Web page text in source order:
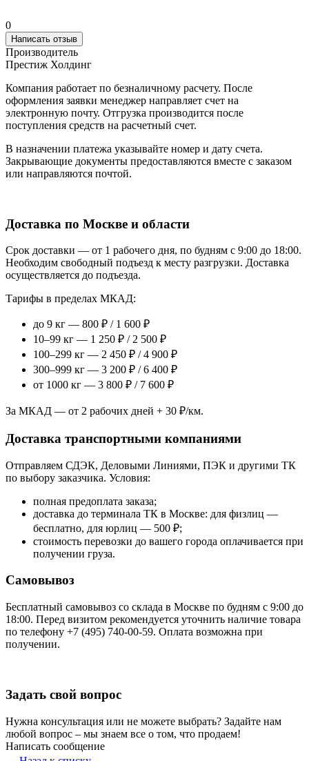
0
Написать отзыв
Производитель
Престиж Холдинг
Компания работает по безналичному расчету. После
оформления заявки менеджер направляет счет на
электронную почту. Отгрузка производится после
поступления средств на расчетный счет.
В назначении платежа указывайте номер и дату счета.
Закрывающие документы предоставляются вместе с заказом
или направляются почтой.
Доставка по Москве и области
Срок доставки — от 1 рабочего дня, по будням с 9:00 до 18:00.
Необходим свободный подъезд к месту разгрузки. Доставка
осуществляется до подъезда.
Тарифы в пределах МКАД:
до 9 кг — 800 ₽ / 1 600 ₽
10–99 кг — 1 250 ₽ / 2 500 ₽
100–299 кг — 2 450 ₽ / 4 900 ₽
300–999 кг — 3 200 ₽ / 6 400 ₽
от 1000 кг — 3 800 ₽ / 7 600 ₽
За МКАД — от 2 рабочих дней + 30 ₽/км.
Доставка транспортными компаниями
Отправляем СДЭК, Деловыми Линиями, ПЭК и другими ТК
по выбору заказчика. Условия:
полная предоплата заказа;
доставка до терминала ТК в Москве: для физлиц —
бесплатно, для юрлиц — 500 ₽;
стоимость перевозки до вашего города оплачивается при
получении груза.
Самовывоз
Бесплатный самовывоз со склада в Москве по будням с 9:00 до
18:00. Перед визитом рекомендуется уточнить наличие товара
по телефону +7 (495) 740-00-59. Оплата возможна при
получении.
Задать свой вопрос
Нужна консультация или не можете выбрать? Задайте нам
любой вопрос – мы знаем все о том, что продаем!
Написать сообщение